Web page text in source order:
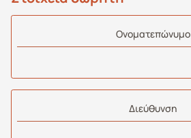
Oνοματεπώνυμο
Διεύθυνση